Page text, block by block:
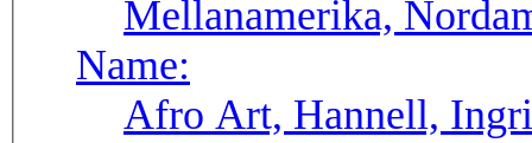
Mellanamerika,
Name:
Afro Art, Hannell,